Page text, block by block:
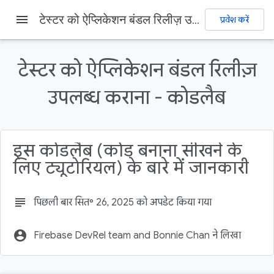
Firebase Firebase Codelabs
इस पेज पर, यह जानकारी उपलब्ध है
1. खास जानकारी
प्रोजेक्ट में अपना ऐप्लिकेशन बंडल जोड़ना
Google Play से लिंक करें
3. अपने प्रोजेक्ट में App Distribution जोड़ना
menu टेस्टर को ऐप्लिकेशन बंडल रिलीज़ उपलब्ध कराना - कोडलैब प्रवेश करें
टेस्टर को ऐप्लिकेशन बंडल रिलीज़
उपलब्ध कराना - कोडलैब
इस कोडलैब (कोड बनाना सीखने के
लिए ट्यूटोरियल) के बारे में जानकारी
subject पिछली बार सित॰ 26, 2025 को अपडेट किया गया
account_circle Firebase DevRel team and Bonnie Chan ने लिखा